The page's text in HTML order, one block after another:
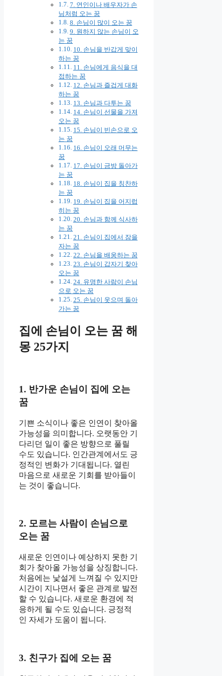
7. 연인이나 배우자가 손
님처럼 오는 꿈
8. 손님이 많이 오는 꿈
9. 원하지 않는 손님이 오
는 꿈
10. 손님을 반갑게 맞이
하는 꿈
11. 손님에게 음식을 대
접하는 꿈
12. 손님과 즐겁게 대화
하는 꿈
13. 손님과 다투는 꿈
14. 손님이 선물을 가져
오는 꿈
15. 손님이 빈손으로 오
는 꿈
16. 손님이 오래 머무는
꿈
17. 손님이 금방 돌아가
는 꿈
18. 손님이 집을 칭찬하
는 꿈
19. 손님이 집을 어지럽
히는 꿈
20. 손님과 함께 식사하
는 꿈
21. 손님이 집에서 잠을
자는 꿈
22. 손님을 배웅하는 꿈
23. 손님이 갑자기 찾아
오는 꿈
24. 유명한 사람이 손님
으로 오는 꿈
25. 손님이 웃으며 돌아
가는 꿈
집에 손님이 오는 꿈 해
몽 25가지
1. 반가운 손님이 집에 오는
꿈
기쁜 소식이나 좋은 인연이 찾아올
가능성을 의미합니다. 오랫동안 기
다리던 일이 좋은 방향으로 풀릴
수도 있습니다. 인간관계에서도 긍
정적인 변화가 기대됩니다. 열린
마음으로 새로운 기회를 받아들이
는 것이 좋습니다.
2. 모르는 사람이 손님으로
오는 꿈
새로운 인연이나 예상하지 못한 기
회가 찾아올 가능성을 상징합니다.
처음에는 낯설게 느껴질 수 있지만
시간이 지나면서 좋은 관계로 발전
할 수 있습니다. 새로운 환경에 적
응하게 될 수도 있습니다. 긍정적
인 자세가 도움이 됩니다.
3. 친구가 집에 오는 꿈